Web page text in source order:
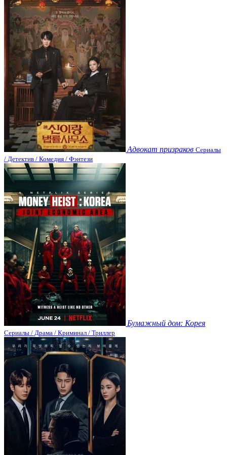
Адвокат призраков Сериалы
/ Детектив / Комедия / Фэнтези
Бумажный дом: Корея
Сериалы / Драма / Криминал / Триллер